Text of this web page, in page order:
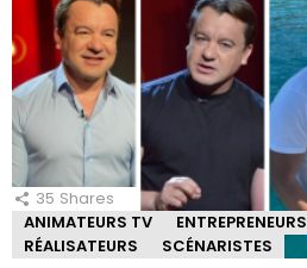
35 Shares
ANIMATEURS TV
ENTREPRENEURS
RÉALISATEURS
SCÉNARISTES